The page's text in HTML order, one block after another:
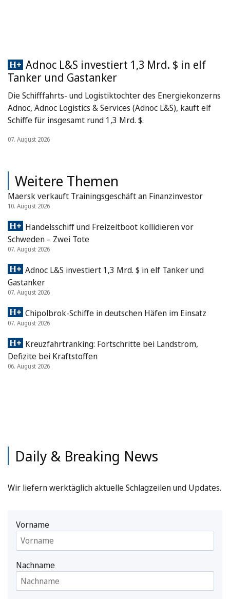
Adnoc L&S investiert 1,3 Mrd. $ in elf
Tanker und Gastanker
Die Schifffahrts- und Logistiktochter des Energiekonzerns
Adnoc, Adnoc Logistics & Services (Adnoc L&S), kauft elf
Schiffe für insgesamt rund 1,3 Mrd. $.
07. August 2026
Weitere Themen
Maersk verkauft Trainingsgeschäft an Finanzinvestor
10. August 2026
Handelsschiff und Freizeitboot kollidieren vor
Schweden – Zwei Tote
07. August 2026
Adnoc L&S investiert 1,3 Mrd. $ in elf Tanker und
Gastanker
07. August 2026
Chipolbrok-Schiffe in deutschen Häfen im Einsatz
07. August 2026
Kreuzfahrtranking: Fortschritte bei Landstrom,
Defizite bei Kraftstoffen
06. August 2026
Daily & Breaking News
Wir liefern werktäglich aktuelle Schlagzeilen und Updates.
Vorname
Nachname